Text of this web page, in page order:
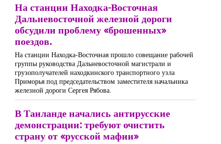
На станции Находка-Восточная
Дальневосточной железной дороги
обсудили проблему «брошенных»
поездов.
На станции Находка-Восточная прошло совещание рабочей
группы руководства Дальневосточной магистрали и
грузополучателей находкинского транспортного узла
Приморья под председательством заместителя начальника
железной дороги Сергея Рябова.
В Таиланде начались антирусские
демонстрации: требуют очистить
страну от «русской мафии»